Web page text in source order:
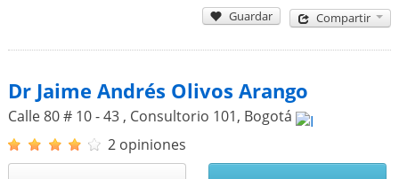
Guardar Compartir
Dr Jaime Andrés Olivos Arango
Calle 80 # 10 - 43 , Consultorio 101, Bogotá
2 opiniones